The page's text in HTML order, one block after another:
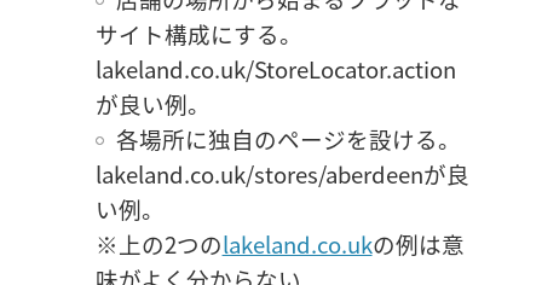
サイト構成にする。
lakeland.co.uk/StoreLocator.action
が良い例。
各場所に独自のページを設ける。
lakeland.co.uk/stores/aberdeenが良
い例。
※上の2つのlakeland.co.ukの例は意
味がよく分からない